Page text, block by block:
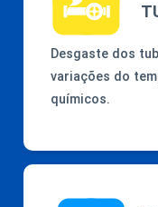
Desgaste dos
variações do
químicos.